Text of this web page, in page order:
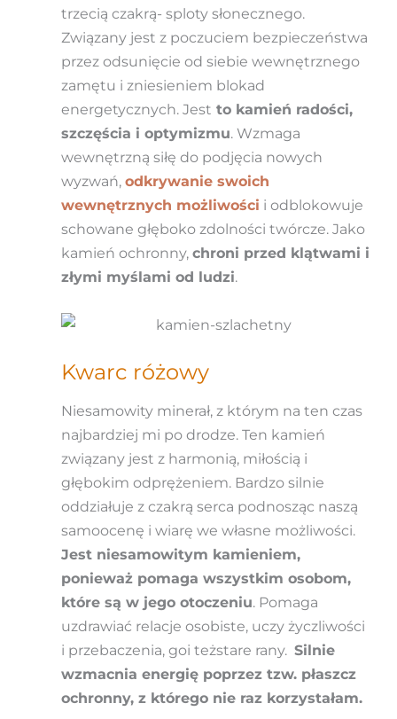
trzecią czakrą- sploty słonecznego.
Związany jest z poczuciem bezpieczeństwa
przez odsunięcie od siebie wewnętrznego
zamętu i zniesieniem blokad
energetycznych. Jest to kamień radości,
szczęścia i optymizmu. Wzmaga
wewnętrzną siłę do podjęcia nowych
wyzwań, odkrywanie swoich
wewnętrznych możliwości i odblokowuje
schowane głęboko zdolności twórcze. Jako
kamień ochronny, chroni przed klątwami i
złymi myślami od ludzi.
Kwarc różowy
Niesamowity minerał, z którym na ten czas
najbardziej mi po drodze. Ten kamień
związany jest z harmonią, miłością i
głębokim odprężeniem. Bardzo silnie
oddziałuje z czakrą serca podnosząc naszą
samoocenę i wiarę we własne możliwości.
Jest niesamowitym kamieniem,
ponieważ pomaga wszystkim osobom,
które są w jego otoczeniu. Pomaga
uzdrawiać relacje osobiste, uczy życzliwości
i przebaczenia, goi teżstare rany. Silnie
wzmacnia energię poprzez tzw. płaszcz
ochronny, z którego nie raz korzystałam.